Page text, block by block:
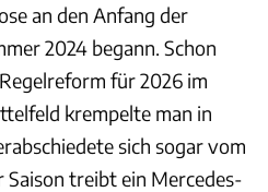
an den Anfang der
2024 begann. Schon
für 2026 im
krempelte man in
sich sogar vom
treibt ein Mercedes-